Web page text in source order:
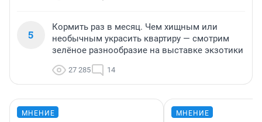
5
Кормить раз в месяц. Чем хищным или
необычным украсить квартиру — смотрим
зелёное разнообразие на выставке экзотики
27 285 14
МНЕНИЕ МНЕНИЕ